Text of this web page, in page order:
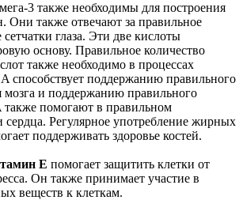
3 также необходимы для построения
Они также отвечают за правильное
глаза. Эти две кислоты
основу. Правильное количество
также необходимо в процессах
способствует поддержанию правильного
и поддержанию правильного
также помогают в правильном
Регулярное употребление жирных
поддерживать здоровье костей.
Е помогает защитить клетки от
Он также принимает участие в
веществ к клеткам.